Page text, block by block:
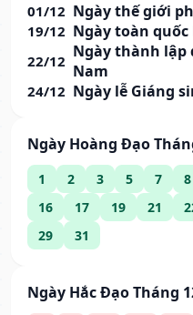
01/12 Ngày thế giới
19/12 Ngày toàn
22/12 Ngày thành lập
Nam
24/12 Ngày lễ Giáng
Ngày Hoàng Đạo
1 2 3 5 7 8
16
17 19 21
29
31
Ngày Hắc Đạo Tháng